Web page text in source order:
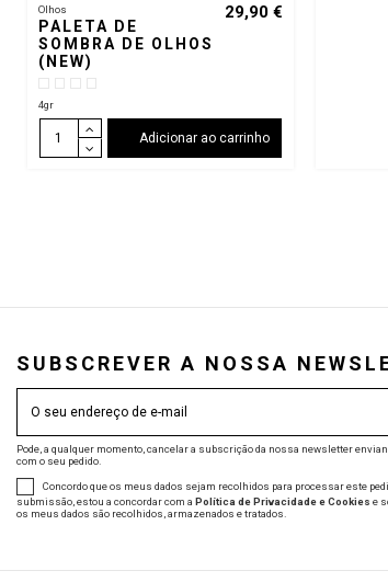
Olhos
PALETA DE
SOMBRA DE OLHOS
(NEW)
29,90 €
4gr
Adicionar ao carrinho
SUBSCREVER A NOSSA
Pode, a qualquer momento, cancelar a subscrição da nossa newsletter
com o seu pedido.
Concordo que os meus dados sejam recolhidos para processar este
submissão, estou a concordar com a Política de Privacidade e Cookies e
os meus dados são recolhidos, armazenados e tratados.